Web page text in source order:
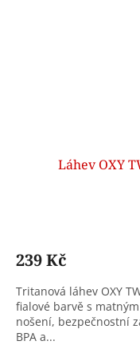
Láhev OXY
239 Kč
Tritanová láhev OXY
fialové barvě s
nošení, bezpečnostní
BPA a...